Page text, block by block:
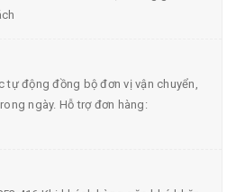
tự động đồng bộ đơn vị vận chuyển,
ngày. Hỗ trợ đơn hàng: